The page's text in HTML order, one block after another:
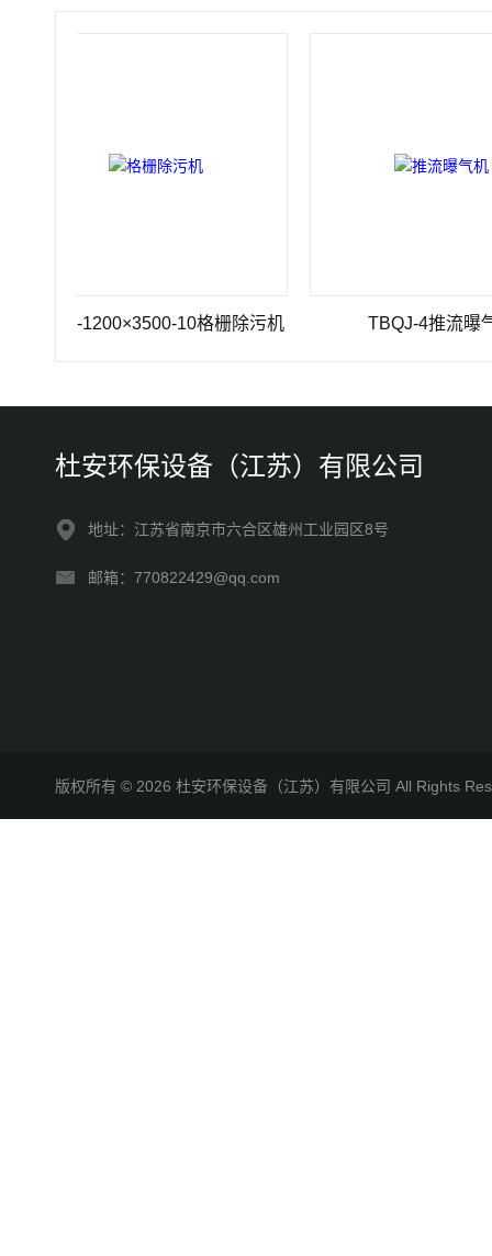
1200×3500-10格栅除污机 TBQJ-4推流曝气机
杜安环保设备（江苏）有限公司
地址：江苏省南京市六合区雄州工业园区8号
邮箱：770822429@qq.com
版权所有 © 2026 杜安环保设备（江苏）有限公司 All Rights